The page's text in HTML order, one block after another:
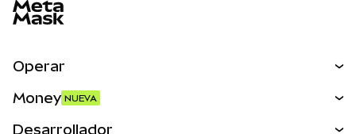
Operar
Money NUEVA
Desarrollador